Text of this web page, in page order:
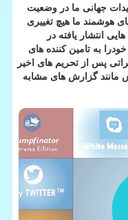
جهانی ما در وضعیت
هوشمند ما هیچ تغییری
انتشار یافته در
به تامین كننده های
پس از تحریم های اخیر
مانند گزارش های مشابه